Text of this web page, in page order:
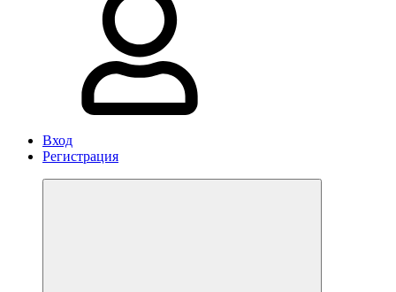
Вход
Регистрация